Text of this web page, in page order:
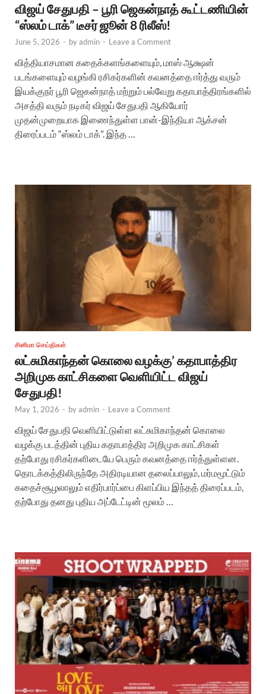
விஜய் சேதுபதி – பூரி ஜெகன்நாத் கூட்டணியின்
“ஸ்லம் டாக்” டீசர் ஜூன் 8 ரிலீஸ்!
June 5, 2026 - byadmin - Leave a Comment
வித்தியாசமான கதைக்களங்களையும், மாஸ் ஆக்ஷன்
படங்களையும் வழங்கி ரசிகர்களின் கவனத்தை ஈர்த்து வரும்
இயக்குநர் பூரி ஜெகன்நாத் மற்றும் பல்வேறு கதாபாத்திரங்களில்
அசத்தி வரும் நடிகர் விஜய் சேதுபதி ஆகியோர்
முதன்முறையாக இணைந்துள்ள பான்-இந்தியா ஆக்சன்
திரைப்படம் “ஸ்லம் டாக்”. இந்த …
சினிமா செய்திகள்
லட்சுமிகாந்தன் கொலை வழக்கு’ கதாபாத்திர
அறிமுக காட்சிகளை வெளியிட்ட விஜய்
சேதுபதி!
May 1, 2026 - byadmin - Leave a Comment
விஜய் சேதுபதி வெளியிட்டுள்ள லட்சுமிகாந்தன் கொலை
வழக்கு படத்தின் புதிய கதாபாத்திர அறிமுக காட்சிகள்
தற்போது ரசிகர்களிடையே பெரும் கவனத்தை ஈர்த்துள்ளன.
தொடக்கத்திலிருந்தே அதிரடியான தலைப்பாலும், மர்மமூட்டும்
கதைச்சூழலாலும் எதிர்பார்ப்பை கிளப்பிய இந்தத் திரைப்படம்,
தற்போது தனது புதிய அப்டேட்டின் மூலம் …